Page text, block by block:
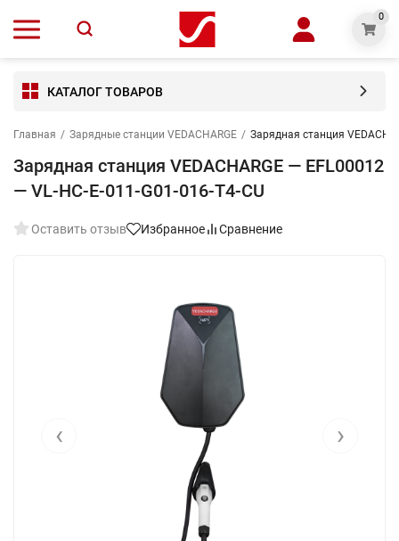
0
КАТАЛОГ ТОВАРОВ
Главная / Зарядные станции VEDACHARGE / Зарядная станция
Зарядная станция VEDACHARGE — EFL00012
— VL-HC-E-011-G01-016-T4-CU
Оставить отзыв Избранное Сравнение
‹ ›